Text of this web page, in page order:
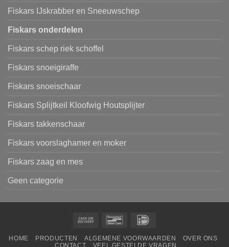
Fiskars IJskrabber en Sneeuwschep
Fiskars onderdelen
Fiskars schep riek schoffel
Fiskars snoeigiraffe
Fiskars snoeischaar
Fiskars Splijtkeil Kloofwig Houtsplijter
Fiskars takkenschaar
Fiskars voorslaghamer en moker
Fiskars zaag en mes
Geen categorie
Cash
Delivery
Bancontact
HOME PRODUCTEN ALGEMENE VOORWAARDEN
OVER ONS
CONTACT
VEEL GESTELDE VRAGEN